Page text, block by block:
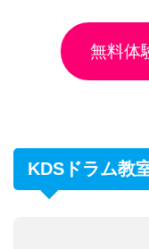
無料体
KDSドラム教